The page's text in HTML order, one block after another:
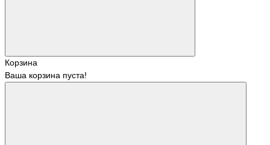
Корзина
Ваша корзина пуста!